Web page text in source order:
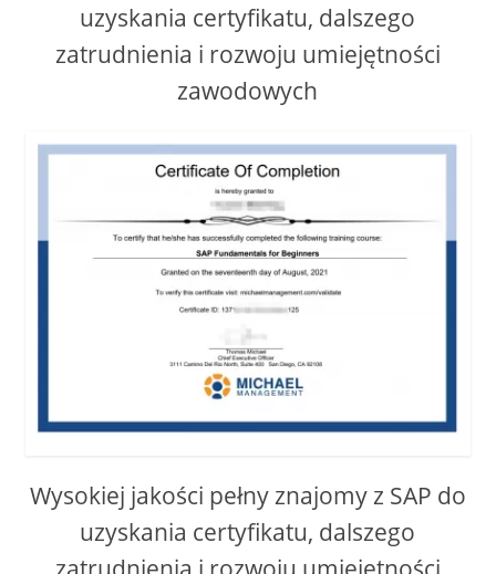
uzyskania certyfikatu, dalszego
zatrudnienia i rozwoju umiejętności
zawodowych
Wysokiej jakości pełny znajomy z SAP do
uzyskania certyfikatu, dalszego